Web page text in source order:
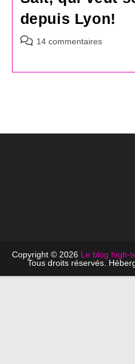
depuis Lyon!
Commentaires
14 commentaires
Copyright © 2026 Le blog high-
Tous droits réservés.